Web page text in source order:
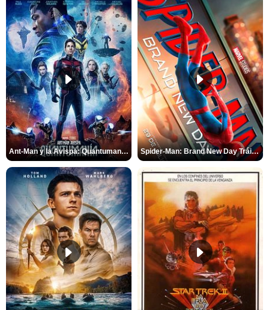
Ant-Man y la Avispa: Quantumanía Tráiler (2) Spider-Man: Brand New Day Tráiler (3)